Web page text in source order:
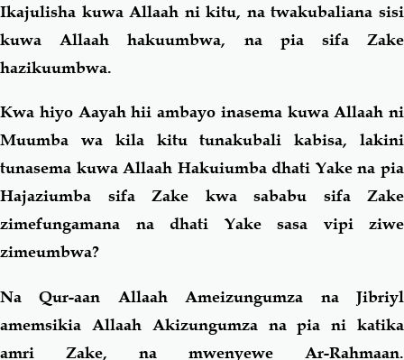
Ikajulisha kuwa Allaah ni kitu, na twakubaliana sisi
kuwa Allaah hakuumbwa, na pia sifa Zake
hazikuumbwa.
Kwa hiyo Aayah hii ambayo inasema kuwa Allaah ni
Muumba wa kila kitu tunakubali kabisa, lakini
tunasema kuwa Allaah Hakuiumba dhati Yake na pia
Hajaziumba sifa Zake kwa sababu sifa Zake
zimefungamana na dhati Yake sasa vipi ziwe
zimeumbwa?
Na Qur-aan Allaah Ameizungumza na Jibriyl
amemsikia Allaah Akizungumza na pia ni katika
amri Zake, na mwenyewe Ar-Rahmaan.